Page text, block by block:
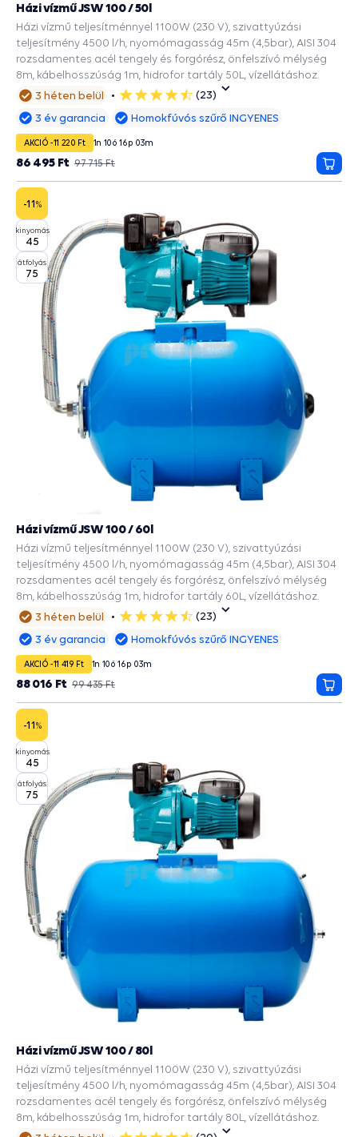
3 héten belül
5
csillag
(23)
Házi vízmű JSW 100 / 50l
Házi vízmű teljesítménnyel 1100W (230 V), szivattyúzási
teljesítmény 4500 l/h, nyomómagasság 45m (4,5bar), AISI 304
rozsdamentes acél tengely és forgórész, önfelszívó mélység
8m, kábelhosszúság 1m, hidrofor tartály 50L, vízellátáshoz.
3 év garancia Homokfúvós szűrő INGYENES
AKCIÓ -11 220 Ft 1n 10ó 16p 02m
97 715 Ft
86 495 Ft
-11%
kinyomás
45
átfolyás
75
3 héten belül
5
csillag
(23)
Házi vízmű JSW 100 / 60l
Házi vízmű teljesítménnyel 1100W (230 V), szivattyúzási
teljesítmény 4500 l/h, nyomómagasság 45m (4,5bar), AISI 304
rozsdamentes acél tengely és forgórész, önfelszívó mélység
8m, kábelhosszúság 1m, hidrofor tartály 60L, vízellátáshoz.
3 év garancia Homokfúvós szűrő INGYENES
AKCIÓ -11 419 Ft 1n 10ó 16p 02m
99 435 Ft
88 016 Ft
-11%
kinyomás
45
átfolyás
75
Házi vízmű JSW 100 / 80l
Házi vízmű teljesítménnyel 1100W (230 V), szivattyúzási
teljesítmény 4500 l/h, nyomómagasság 45m (4,5bar), AISI 304
rozsdamentes acél tengely és forgórész, önfelszívó mélység
8m, kábelhosszúság 1m, hidrofor tartály 80L, vízellátáshoz.